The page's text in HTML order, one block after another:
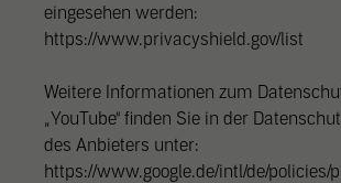
eingesehen werden:
https://www.privacyshield.gov/list
Weitere Informationen zum
„YouTube“ finden Sie in der
des Anbieters unter:
https://www.google.de/intl/de/policies/